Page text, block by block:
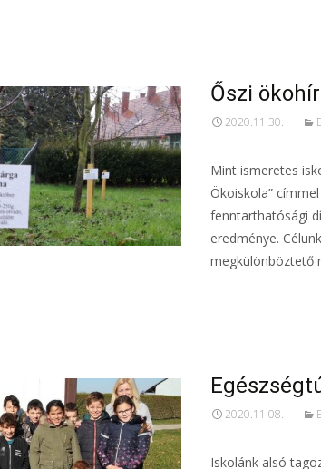
Őszi
2020.11.30.
Mint ismeretes
Ökoiskola”
fenntarthatósági
eredménye.
megkülönböztető
2020.11.08.
Iskolánk alsó